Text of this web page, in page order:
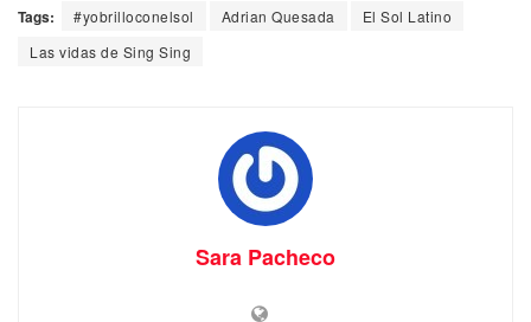
Tags: #yobrilloconelsol Adrian Quesada
El Sol Latino
Las vidas de Sing Sing
Sara Pacheco